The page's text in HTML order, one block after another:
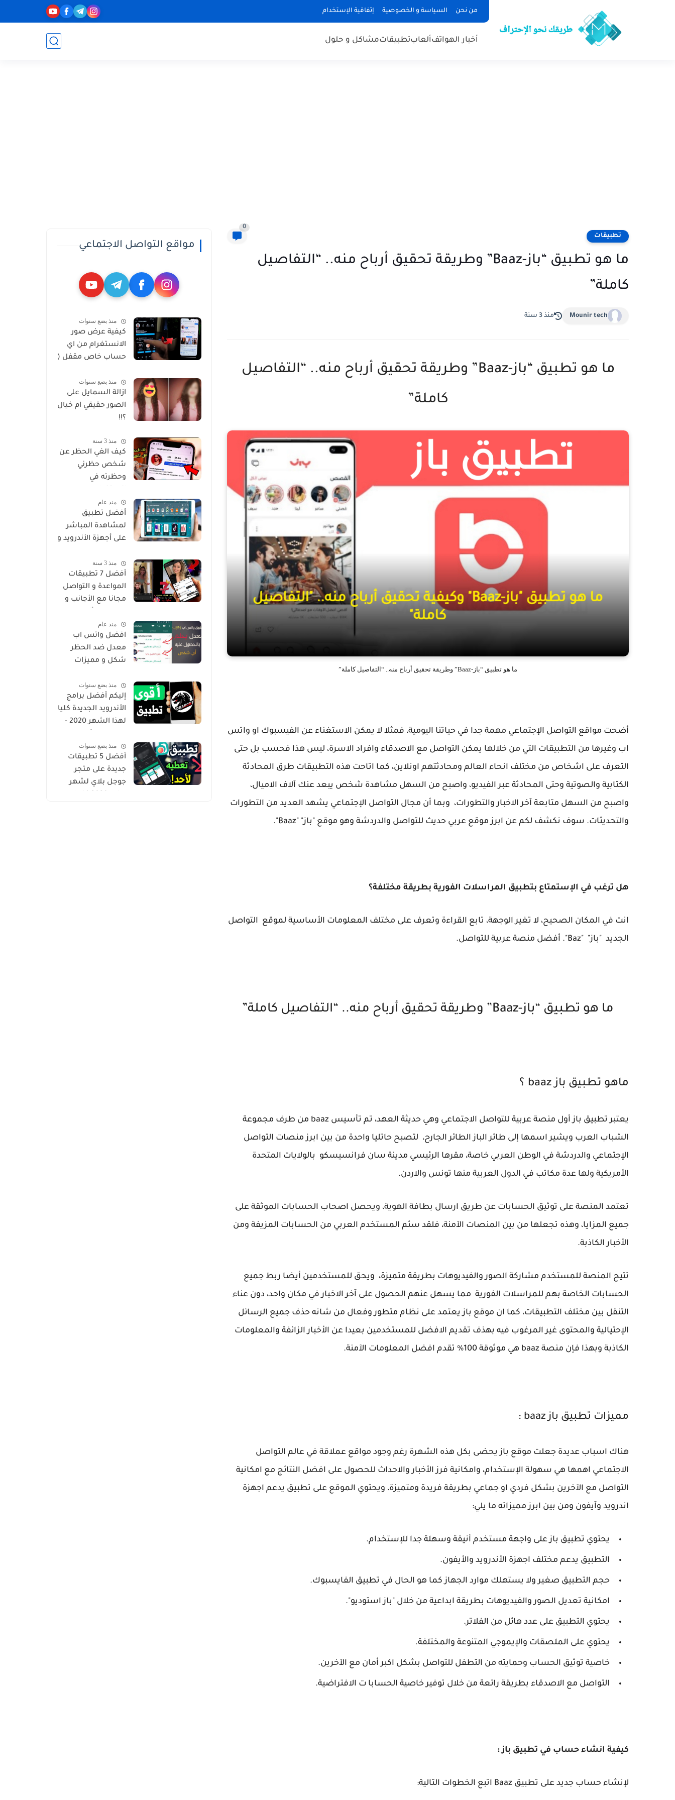
من نحن السياسة و الخصوصية إتفاقية الإستخدام
أخبار الهواتفألعابتطبيقاتمشاكل و حلول
تطبيقات
0
ما هو تطبيق “باز-Baaz” وطريقة تحقيق أرباح منه.. “التفاصيل
كاملة”
Mounir tech منذ 3 سنة
ما هو تطبيق “باز-Baaz” وطريقة تحقيق أرباح منه.. “التفاصيل
كاملة”
ما هو تطبيق “باز-Baaz” وطريقة تحقيق أرباح منه.. “التفاصيل كاملة”
أضحت مواقع التواصل الإجتماعي مهمة جدا في حياتنا اليومية، فمثلا لا يمكن الاستغناء عن الفيسبوك او واتس
اب وغيرها من التطبيقات التي من خلالها يمكن التواصل مع الاصدقاء وافراد الاسرة، ليس هذا فحسب بل حتى
التعرف على اشخاص من مختلف انحاء العالم ومحادثتهم اونلاين، كما اتاحت هذه التطبيقات طرق المحادثة
الكتابية والصوتية وحتى المحادثة عبر الفيديو، واصبح من السهل مشاهدة شخص يبعد عنك آلاف الاميال،
واصبح من السهل متابعة آخر الاخبار والتطورات، وبما أن مجال التواصل الإجتماعي يشهد العديد من التطورات
والتحديثات. سوف نكشف لكم عن ابرز موقع عربي حديث للتواصل والدردشة وهو موقع "باز" "Baaz".
هل ترغب في الإستمتاع بتطبيق المراسلات الفورية بطريقة مختلفة؟
انت في المكان الصحيح، لا تغير الوجهة، تابع القراءة وتعرف على مختلف المعلومات الأساسية لموقع التواصل
الجديد "باز" "Baz". أفضل منصة عربية للتواصل.
ما هو تطبيق “باز-Baaz” وطريقة تحقيق أرباح منه.. “التفاصيل كاملة”
ماهو تطبيق باز baaz ؟
يعتبر تطبيق باز أول منصة عربية للتواصل الاجتماعي وهي حديثة العهد، تم تأسيس baaz من طرف مجموعة
الشباب العرب ويشير اسمها إلى طائر الباز الطائر الجارح، لتصبح حاتليا واحدة من بين ابرز منصات التواصل
الإجتماعي والدردشة في الوطن العربي خاصة، مقرها الرئيسي مدينة سان فرانسيسكو بالولايات المتحدة
الأمريكية ولها عدة مكاتب في الدول العربية منها تونس والاردن.
تعتمد المنصة على توثيق الحسابات عن طريق ارسال بطافة الهوية، ويحصل اصحاب الحسابات الموثقة على
جميع المزايا، وهذه تجعلها من بين المنصات الآمنة، فلقد سئم المستخدم العربي من الحسابات المزيفة ومن
الأخبار الكاذبة.
تتيح المنصة للمستخدم مشاركة الصور والفيديوهات بطريقة متميزة، ويحق للمستخدمين أيضا ربط جميع
الحسابات الخاصة بهم للمراسلات الفورية مما يسهل عنهم الحصول على آخر الاخبار في مكان واحد، دون عناء
التنقل بين مختلف التطبيقات، كما ان موقع باز يعتمد على نظام متطور وفعال من شانه حذف جميع الرسائل
الإحتيالية والمحتوى غير المرغوب فيه بهذف تقديم الافضل للمستخدمين بعيدا عن الأخبار الزائفة والمعلومات
الكاذبة وبهذا فإن منصة baaz هي موثوقة 100% تقدم افضل المعلومات الآمنة.
مميزات تطبيق باز baaz :
هناك اسباب عديدة جعلت موقع باز يحضى بكل هذه الشهرة رغم وجود مواقع عملاقة في عالم التواصل
الاجتماعي اهمها هي سهولة الإستخدام، وامكانية فرز الأخبار والاحداث للحصول على افضل النتائج مع امكانية
التواصل مع الآخرين بشكل فردي او جماعي بطريقة فريدة ومتميزة، ويحتوي الموقع على تطبيق يدعم اجهزة
اندرويد وآيفون ومن بين ابرز مميزاته ما يلي:
يحتوي تطبيق باز على واجهة مستخدم أنيقة وسهلة جدا للإستخدام.
التطبيق يدعم مختلف اجهزة الأندرويد والأيفون.
حجم التطبيق صغير ولا يستهلك موارد الجهاز كما هو الحال في تطبيق الفايسبوك.
امكانية تعديل الصور والفيديوهات بطريقة ابداعية من خلال "باز استوديو".
يحتوي التطبيق على عدد هائل من الفلاتر.
يحتوي على الملصقات والإيموجي المتنوعة والمختلفة.
خاصية توثيق الحساب وحمايته من التطفل للتواصل بشكل اكبر أمان مع الآخرين.
التواصل مع الاصدقاء بطريقة رائعة من خلال توفير خاصية الحسابا ت الافتراضية.
كيفية انشاء حساب في تطبيق باز :
لإنشاء حساب جديد على تطبيق Baaz اتبع الخطوات التالية:
مواقع التواصل الاجتماعي
منذ بضع سنوات
كيفية عرض صور
الانستغرام من اي
حساب خاص مقفل (
منذ بضع سنوات
ازالة السمايل على
الصور حقيقي ام خيال
؟!!
منذ 3 سنة
كيف الغي الحظر عن
شخص حظرني
وحظرته في
منذ عام
أفضل تطبيق
لمشاهدة المباشر
على أجهزة الأندرويد و
منذ 3 سنة
أفضل 7 تطبيقات
المواعدة و التواصل
مجانا مع الأجانب و
العالم
منذ عام
افضل واتس اب
معدل ضد الحظر
شكل و مميزات
Goldمنذ بضع سنوات
إليكم أفضل برامج
الأندرويد الجديدة كليا
لهذا الشهر 2020 -
حصري من أروع ما
شرحت
منذ بضع سنوات
أفضل 5 تطبيقات
جديدة على متجر
جوجل بلاي لشهر